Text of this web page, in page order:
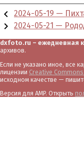
chevron_left 2024-05-19 —
chevron_right 2024-05-21 —
dxfoto.ru – ежедневная
архивов.
Если не указано иное, все
лицензии Creative
исходном качестве —
Версия для AMP. Открыть